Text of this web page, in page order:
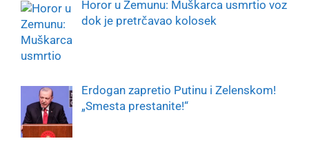
Horor u Zemunu: Muškarca usmrtio voz
dok je pretrčavao kolosek
Erdogan zapretio Putinu i Zelenskom!
„Smesta prestanite!“